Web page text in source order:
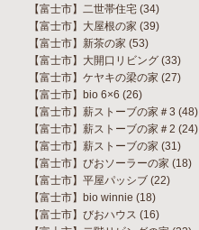
【富士市】二世帯住宅 (34)
【富士市】大屋根の家 (39)
【富士市】新茶の家 (53)
【富士市】大開口リビング (33)
【富士市】ケヤキの梁の家 (27)
【富士市】bio 6×6 (26)
【富士市】薪ストーブの家＃3 (48)
【富士市】薪ストーブの家＃2 (24)
【富士市】薪ストーブの家 (31)
【富士市】びおソーラーの家 (18)
【富士市】平屋パッシブ (22)
【富士市】bio winnie (18)
【富士市】びおハウス (16)